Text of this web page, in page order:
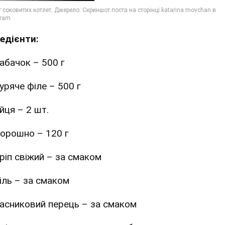
– 500 г
філе – 500 г
– 2 шт.
– 120 г
свіжий – за смаком
– за смаком
перець – за смаком